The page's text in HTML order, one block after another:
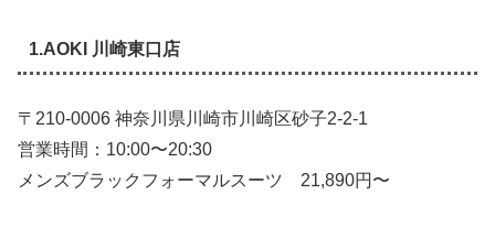
1.AOKI 川崎東口店
〒210-0006 神奈川県川崎市川崎区砂子2-2-1
営業時間：10:00〜20:30
メンズブラックフォーマルスーツ 21,890円〜